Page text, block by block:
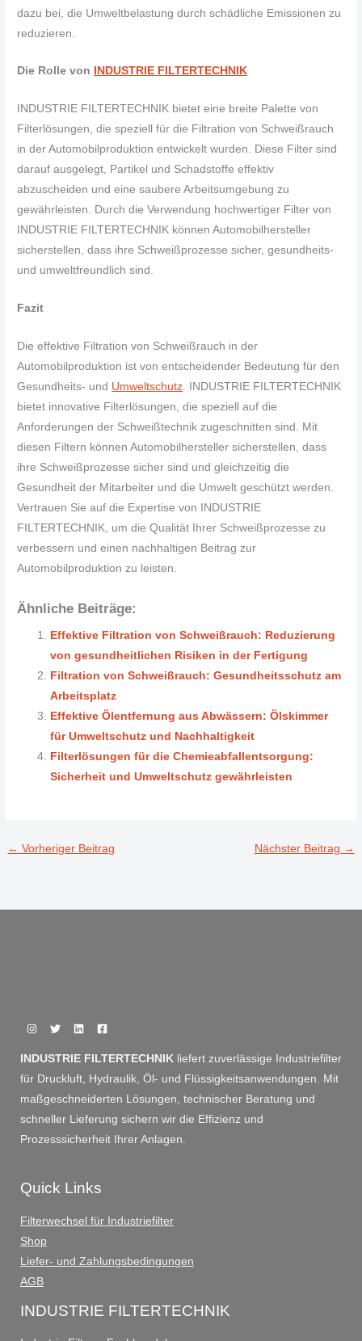
dazu bei, die Umweltbelastung durch schädliche Emissionen zu
reduzieren.
Die Rolle von INDUSTRIE FILTERTECHNIK
INDUSTRIE FILTERTECHNIK bietet eine breite Palette von
Filterlösungen, die speziell für die Filtration von Schweißrauch
in der Automobilproduktion entwickelt wurden. Diese Filter sind
darauf ausgelegt, Partikel und Schadstoffe effektiv
abzuscheiden und eine saubere Arbeitsumgebung zu
gewährleisten. Durch die Verwendung hochwertiger Filter von
INDUSTRIE FILTERTECHNIK können Automobilhersteller
sicherstellen, dass ihre Schweißprozesse sicher, gesundheits-
und umweltfreundlich sind.
Fazit
Die effektive Filtration von Schweißrauch in der
Automobilproduktion ist von entscheidender Bedeutung für den
Gesundheits- und Umweltschutz. INDUSTRIE FILTERTECHNIK
bietet innovative Filterlösungen, die speziell auf die
Anforderungen der Schweißtechnik zugeschnitten sind. Mit
diesen Filtern können Automobilhersteller sicherstellen, dass
ihre Schweißprozesse sicher sind und gleichzeitig die
Gesundheit der Mitarbeiter und die Umwelt geschützt werden.
Vertrauen Sie auf die Expertise von INDUSTRIE
FILTERTECHNIK, um die Qualität Ihrer Schweißprozesse zu
verbessern und einen nachhaltigen Beitrag zur
Automobilproduktion zu leisten.
Ähnliche Beiträge:
Effektive Filtration von Schweißrauch: Reduzierung
von gesundheitlichen Risiken in der Fertigung
Filtration von Schweißrauch: Gesundheitsschutz am
Arbeitsplatz
Effektive Ölentfernung aus Abwässern: Ölskimmer
für Umweltschutz und Nachhaltigkeit
Filterlösungen für die Chemieabfallentsorgung:
Sicherheit und Umweltschutz gewährleisten
← Vorheriger Beitrag Nächster Beitrag →
INDUSTRIE FILTERTECHNIK liefert zuverlässige Industriefilter
für Druckluft, Hydraulik, Öl- und Flüssigkeitsanwendungen. Mit
maßgeschneiderten Lösungen, technischer Beratung und
schneller Lieferung sichern wir die Effizienz und
Prozesssicherheit Ihrer Anlagen.
Quick Links
Filterwechsel für Industriefilter
Shop
Liefer- und Zahlungsbedingungen
AGB
INDUSTRIE FILTERTECHNIK